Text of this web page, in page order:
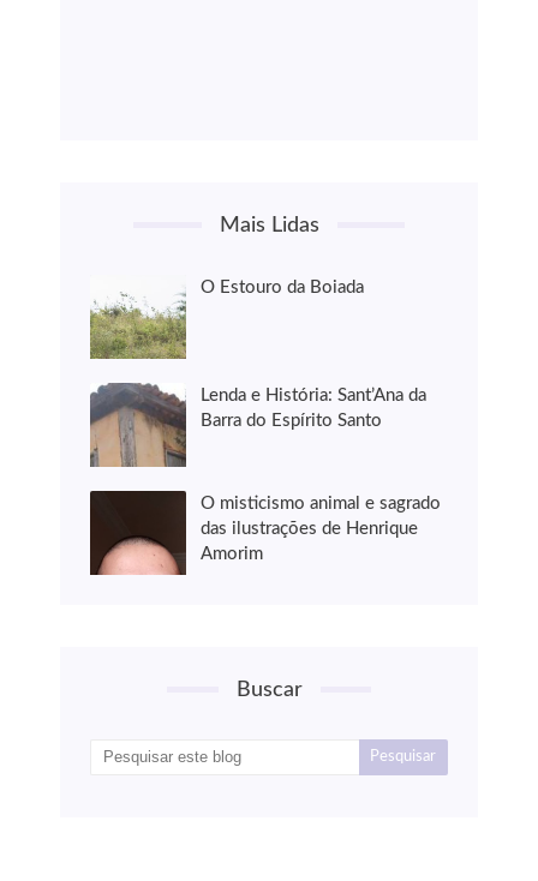
Mais Lidas
O Estouro da Boiada
Lenda e História: Sant’Ana da
Barra do Espírito Santo
O misticismo animal e sagrado
das ilustrações de Henrique
Amorim
Buscar